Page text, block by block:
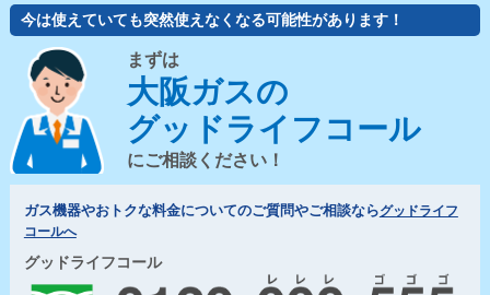
今は使えていても突然使えなくなる可能性があります！
まずは
大阪ガスの
グッドライフコール
にご相談ください！
ガス機器やおトクな料金についてのご質問やご相談ならグッドライフ
コールへ
グッドライフコール